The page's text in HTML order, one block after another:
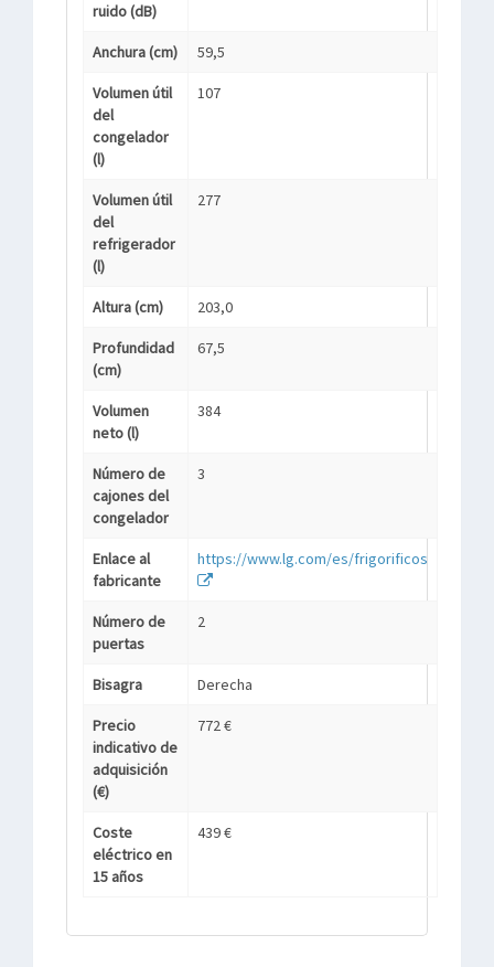
ruido (dB)
Anchura (cm) 59,5
Volumen útil
del
congelador
(l)
107
Volumen útil
del
refrigerador
(l)
277
Altura (cm) 203,0
Profundidad
(cm)
67,5
Volumen
neto (l)
384
Número de
cajones del
congelador
3
Enlace al
fabricante
https://www.lg.com/es/frigorificos
Número de
puertas
2
Bisagra Derecha
Precio
indicativo de
adquisición
(€)
772 €
Coste
eléctrico en
15 años
439 €